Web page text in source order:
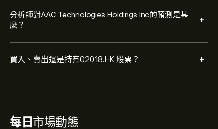
分析師對AAC Technologies Holdings Inc的預測是甚
麼？
+
買入、賣出還是持有02018.HK 股票？ +
每日 市場動態